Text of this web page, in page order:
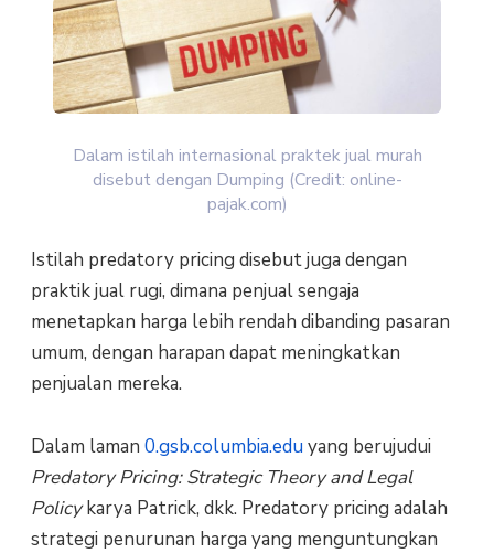
Dalam istilah internasional praktek jual murah
disebut dengan Dumping (Credit: online-
pajak.com)
Istilah predatory pricing disebut juga dengan
praktik jual rugi, dimana penjual sengaja
menetapkan harga lebih rendah dibanding pasaran
umum, dengan harapan dapat meningkatkan
penjualan mereka.
Dalam laman 0.gsb.columbia.edu yang berujudui
Predatory Pricing: Strategic Theory and Legal
Policykarya Patrick, dkk. Predatory pricing adalah
strategi penurunan harga yang menguntungkan